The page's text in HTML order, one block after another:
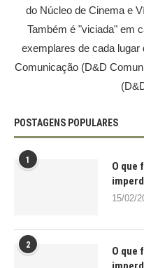
do Núcleo de Cinema e
Também é "viciada" em
exemplares de cada
Comunicação (D&D
POSTAGENS POPULARES
1
O que
15/02/
2
O que